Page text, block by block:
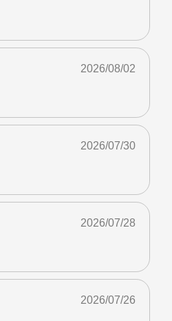
2026/08/02
2026/07/30
2026/07/28
2026/07/26